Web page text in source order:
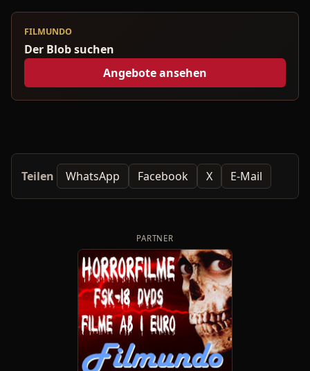
FILMUNDO
Der Blob suchen
Angebote ansehen
Teilen WhatsApp Facebook X E-Mail
PARTNER